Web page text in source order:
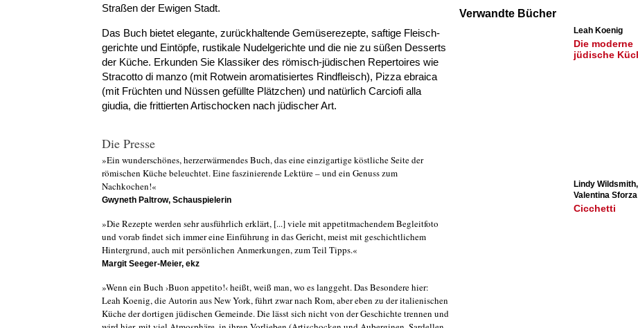
Straßen der Ewigen Stadt.
Das Buch bietet elegante, zurückhaltende Gemüserezepte, saftige Fleisch­
gerichte und Eintöpfe, rustikale Nudelgerichte und die nie zu süßen Desserts
der Küche. Erkunden Sie Klassiker des römisch-jüdischen Repertoires wie
Stracotto di manzo (mit Rotwein aromatisiertes Rindfleisch), Pizza ebraica
(mit Früchten und Nüssen gefüllte Plätzchen) und natürlich Carciofi alla
giudia, die frittierten Artischocken nach jüdischer Art.
Die Presse
»Ein wunderschönes, herzerwärmendes Buch, das eine einzigartige köstliche Seite der
römischen Küche beleuchtet. Eine faszinierende Lektüre – und ein Genuss zum
Nachkochen!«
Gwyneth Paltrow, Schauspielerin
»Die Rezepte werden sehr ausführlich erklärt, [...] viele mit appetitmachendem Begleitfoto
und vorab findet sich immer eine Einführung in das Gericht, meist mit geschichtlichem
Hintergrund, auch mit persönlichen Anmerkungen, zum Teil Tipps.«
Margit Seeger-Meier, ekz
»Wenn ein Buch ›Buon appetito!‹ heißt, weiß man, wo es langgeht. Das Besondere hier:
Leah Koenig, die Autorin aus New York, führt zwar nach Rom, aber eben zu der italienischen
Küche der dortigen jüdischen Gemeinde. Die lässt sich nicht von der Geschichte trennen und
Verwandte Bücher
Leah Koenig
Die moderne
jüdische
Lindy Wildsmith,
Valentina Sforza
Cicchetti